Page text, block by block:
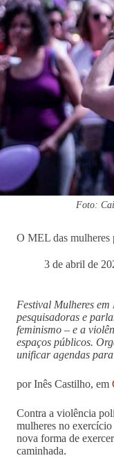
Foto:
O MEL das mulheres
3 de abril de
Festival Mulheres em
pesquisadoras e
feminismo – e a
espaços públicos.
unificar agendas
por Inês Castilho, em
Contra a violência
mulheres no
nova forma de
caminhada.